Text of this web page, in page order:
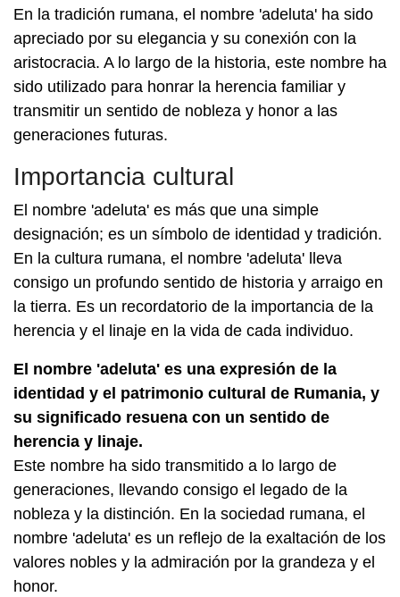
En la tradición rumana, el nombre 'adeluta' ha sido
apreciado por su elegancia y su conexión con la
aristocracia. A lo largo de la historia, este nombre ha
sido utilizado para honrar la herencia familiar y
transmitir un sentido de nobleza y honor a las
generaciones futuras.
Importancia cultural
El nombre 'adeluta' es más que una simple
designación; es un símbolo de identidad y tradición.
En la cultura rumana, el nombre 'adeluta' lleva
consigo un profundo sentido de historia y arraigo en
la tierra. Es un recordatorio de la importancia de la
herencia y el linaje en la vida de cada individuo.
El nombre 'adeluta' es una expresión de la
identidad y el patrimonio cultural de Rumania, y
su significado resuena con un sentido de
herencia y linaje.
Este nombre ha sido transmitido a lo largo de
generaciones, llevando consigo el legado de la
nobleza y la distinción. En la sociedad rumana, el
nombre 'adeluta' es un reflejo de la exaltación de los
valores nobles y la admiración por la grandeza y el
honor.